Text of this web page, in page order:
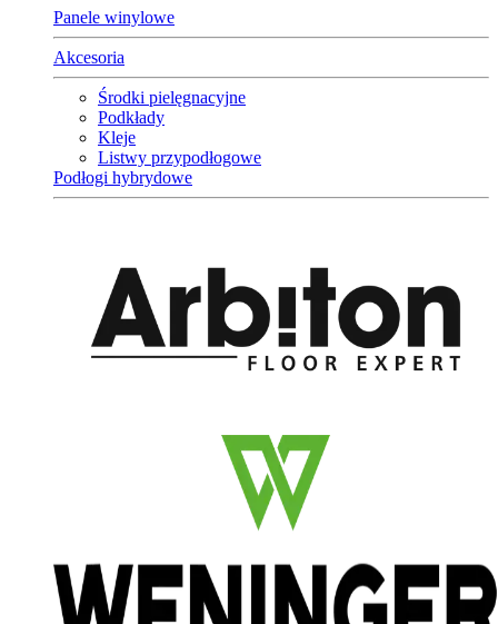
Panele winylowe
Akcesoria
Środki pielęgnacyjne
Podkłady
Kleje
Listwy przypodłogowe
Podłogi hybrydowe